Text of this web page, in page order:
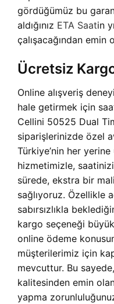
gördüğümüz bu
aldığınız ETA Saatin
çalışacağından emin
Ücretsiz
Online alışveriş
hale getirmek için
Cellini 50525 Dual
siparişlerinizde özel
Türkiye’nin her
hizmetimizle,
sürede, ekstra bir
sağlıyoruz. Özellikle
sabırsızlıkla
kargo seçeneği
online ödeme
müşterilerimiz için
mevcuttur. Bu
kalitesinden emin
yapma